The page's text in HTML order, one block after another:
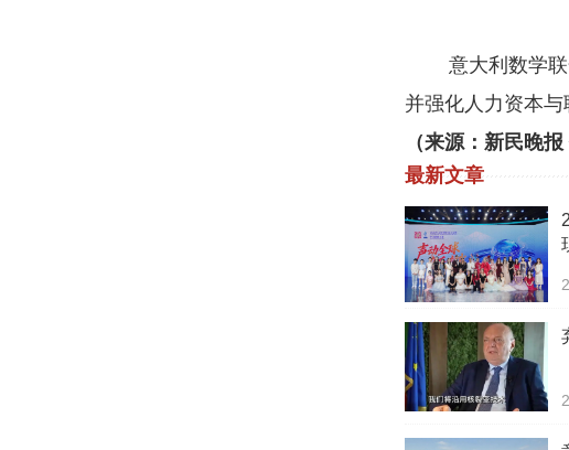
意大利数学联合
并强化人力资本与
（来源：新民晚报
最新文章